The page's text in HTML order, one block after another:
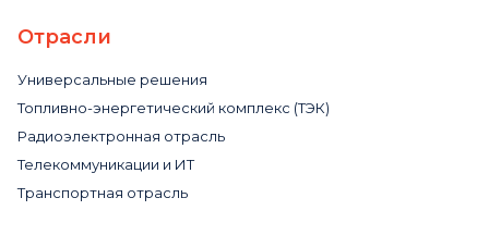
Отрасли
Универсальные решения
Топливно-энергетический комплекс (ТЭК)
Радиоэлектронная отрасль
Телекоммуникации и ИТ
Транспортная отрасль